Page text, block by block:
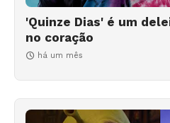
'Quinze Dias' é um
no coração
há um mês